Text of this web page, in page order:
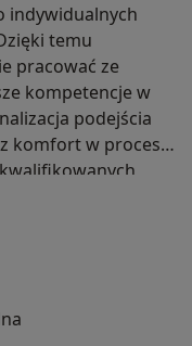
indywidualnych
temu
pracować ze
kompetencje w
podejścia
komfort w procesie
psycholog,
ZAPISY
Pilarz-psycholog,
terapeuta